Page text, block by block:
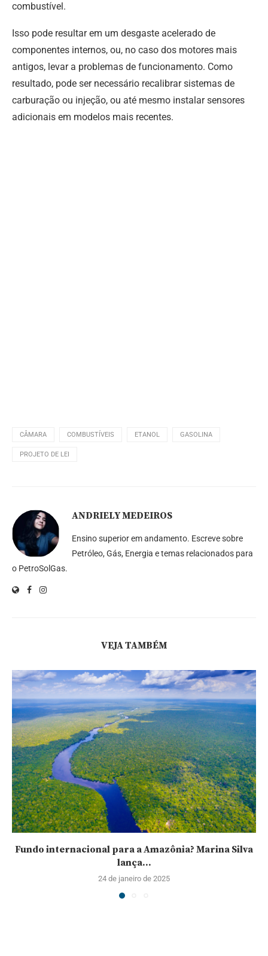
combustível.
Isso pode resultar em um desgaste acelerado de
componentes internos, ou, no caso dos motores mais
antigos, levar a problemas de funcionamento. Como
resultado, pode ser necessário recalibrar sistemas de
carburação ou injeção, ou até mesmo instalar sensores
adicionais em modelos mais recentes.
CÂMARA COMBUSTÍVEIS ETANOL GASOLINA
PROJETO DE LEI
ANDRIELY MEDEIROS
Ensino superior em andamento. Escreve sobre
Petróleo, Gás, Energia e temas relacionados para
o PetroSolGas.
VEJA TAMBÉM
Fundo internacional para a Amazônia? Marina Silva
lança...
24 de janeiro de 2025